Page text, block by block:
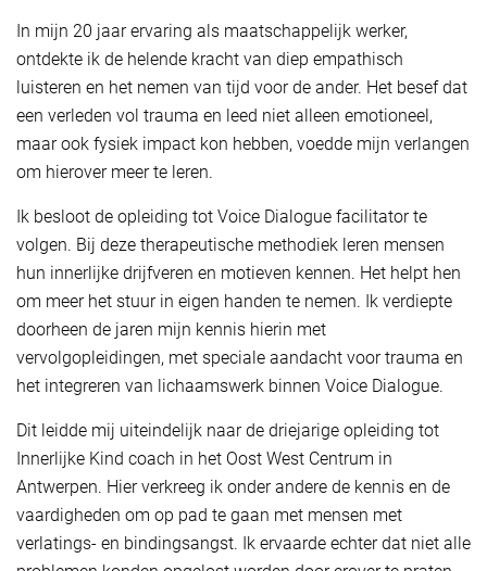
In mijn 20 jaar ervaring als maatschappelijk werker,
ontdekte ik de helende kracht van diep empathisch
luisteren en het nemen van tijd voor de ander. Het besef dat
een verleden vol trauma en leed niet alleen emotioneel,
maar ook fysiek impact kon hebben, voedde mijn verlangen
om hierover meer te leren.
Ik besloot de opleiding tot Voice Dialogue facilitator te
volgen. Bij deze therapeutische methodiek leren mensen
hun innerlijke drijfveren en motieven kennen. Het helpt hen
om meer het stuur in eigen handen te nemen. Ik verdiepte
doorheen de jaren mijn kennis hierin met
vervolgopleidingen, met speciale aandacht voor trauma en
het integreren van lichaamswerk binnen Voice Dialogue.
Dit leidde mij uiteindelijk naar de driejarige opleiding tot
Innerlijke Kind coach in het Oost West Centrum in
Antwerpen. Hier verkreeg ik onder andere de kennis en de
vaardigheden om op pad te gaan met mensen met
verlatings- en bindingsangst. Ik ervaarde echter dat niet alle